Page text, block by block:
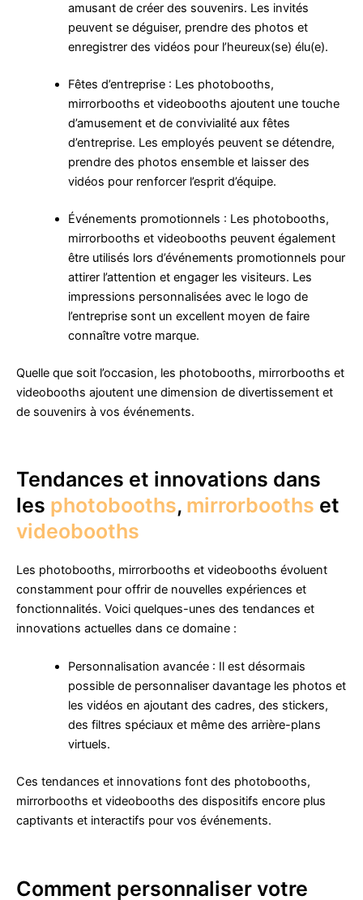
amusant de créer des souvenirs. Les invités
peuvent se déguiser, prendre des photos et
enregistrer des vidéos pour l’heureux(se) élu(e).
Fêtes d’entreprise : Les photobooths,
mirrorbooths et videobooths ajoutent une touche
d’amusement et de convivialité aux fêtes
d’entreprise. Les employés peuvent se détendre,
prendre des photos ensemble et laisser des
vidéos pour renforcer l’esprit d’équipe.
Événements promotionnels : Les photobooths,
mirrorbooths et videobooths peuvent également
être utilisés lors d’événements promotionnels pour
attirer l’attention et engager les visiteurs. Les
impressions personnalisées avec le logo de
l’entreprise sont un excellent moyen de faire
connaître votre marque.
Quelle que soit l’occasion, les photobooths, mirrorbooths et
videobooths ajoutent une dimension de divertissement et
de souvenirs à vos événements.
Tendances et innovations dans
les photobooths, mirrorbooths et
videobooths
Les photobooths, mirrorbooths et videobooths évoluent
constamment pour offrir de nouvelles expériences et
fonctionnalités. Voici quelques-unes des tendances et
innovations actuelles dans ce domaine :
Personnalisation avancée : Il est désormais
possible de personnaliser davantage les photos et
les vidéos en ajoutant des cadres, des stickers,
des filtres spéciaux et même des arrière-plans
virtuels.
Ces tendances et innovations font des photobooths,
mirrorbooths et videobooths des dispositifs encore plus
captivants et interactifs pour vos événements.
Comment personnaliser votre